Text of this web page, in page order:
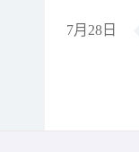
7月28日